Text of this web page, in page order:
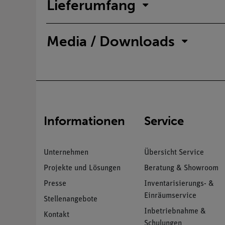
Lieferumfang
Media / Downloads
Informationen
Unternehmen
Projekte und Lösungen
Presse
Stellenangebote
Kontakt
Service
Übersicht Service
Beratung & Showroom
Inventarisierungs- &
Einräumservice
Inbetriebnahme &